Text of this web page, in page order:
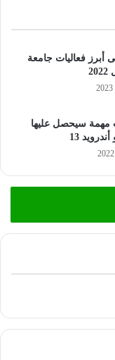
أبرز فعاليات جامعة
مهمة سيحصل عليها
13